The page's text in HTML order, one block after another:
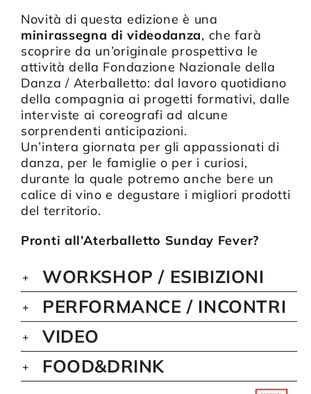
Novità di questa edizione è una
minirassegna di videodanza, che farà
scoprire da un’originale prospettiva le
attività della Fondazione Nazionale della
Danza / Aterballetto: dal lavoro quotidiano
della compagnia ai progetti formativi, dalle
interviste ai coreografi ad alcune
sorprendenti anticipazioni.
Un’intera giornata per gli appassionati di
danza, per le famiglie o per i curiosi,
durante la quale potremo anche bere un
calice di vino e degustare i migliori prodotti
del territorio.
Pronti all’Aterballetto Sunday Fever?
WORKSHOP / ESIBIZIONI
PERFORMANCE / INCONTRI
VIDEO
FOOD&DRINK